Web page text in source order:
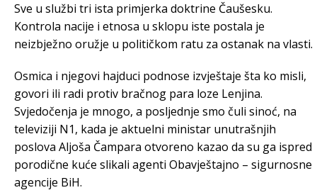
Sve u službi tri ista primjerka doktrine Čaušesku.
Kontrola nacije i etnosa u sklopu iste postala je
neizbježno oružje u političkom ratu za ostanak na vlasti.
Osmica i njegovi hajduci podnose izvještaje šta ko misli,
govori ili radi protiv bračnog para loze Lenjina.
Svjedočenja je mnogo, a posljednje smo čuli sinoć, na
televiziji N1, kada je aktuelni ministar unutrašnjih
poslova Aljoša Čampara otvoreno kazao da su ga ispred
porodične kuće slikali agenti Obavještajno – sigurnosne
agencije BiH.